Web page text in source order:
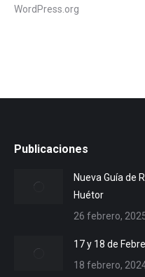
WordPress.org
Publicaciones
Nueva Guía de
Huétor
26 febrero,
17 y 18 de
18 febrero,